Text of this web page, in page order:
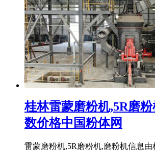
桂林雷蒙磨粉机,5R磨
数价格中国粉体网
雷蒙磨粉机,5R磨粉机,磨粉机信息